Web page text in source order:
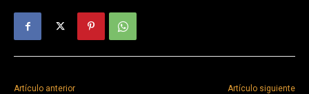
Artículo anterior Artículo siguiente